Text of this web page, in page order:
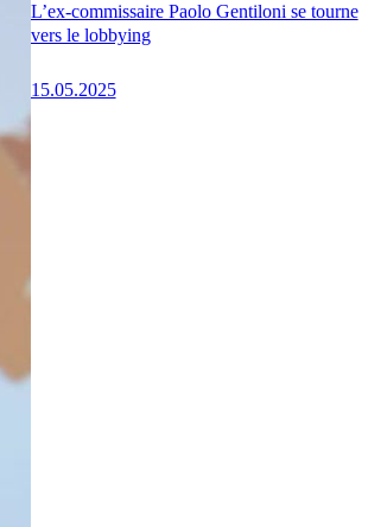
L’ex-commissaire Paolo Gentiloni se tourne
vers le lobbying
15.05.2025